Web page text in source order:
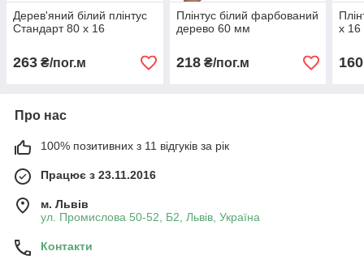
Дерев'яний білий плінтус
Стандарт 80 х 16
263 ₴/пог.м
Плінтус білий фарбований
дерево 60 мм
218₴/пог.м
х
160
Про нас
100% позитивних з 11 відгуків за рік
Працює з 23.11.2016
м. Львів
ул. Промислова 50-52, Б2, Львів, Україна
Контакти